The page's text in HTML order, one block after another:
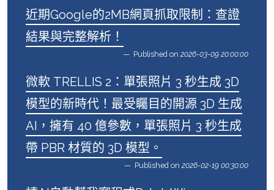
近期Google的2MB網頁抓取限制：查證
結果與完整解析！
Published on 2026-03-09 20:00:00
微軟 TRELLIS 2：單張照片 3 秒生成 3D
模型的新時代！最受矚目的開源 3D 生成
AI，擁有 40 億參數，單張照片 3 秒生成
帶 PBR 材質的 3D 模型。
Published on 2026-02-19 00:30:00